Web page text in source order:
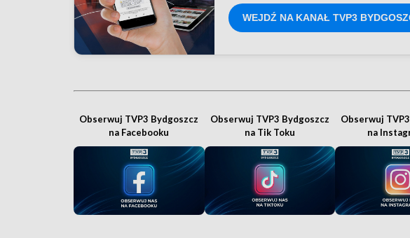
WEJDŹ NA KANAŁ TVP3
Obserwuj TVP3 Bydgoszcz
na Facebooku
Obserwuj TVP3 Bydgoszcz
na Tik Toku
Obserwuj
na